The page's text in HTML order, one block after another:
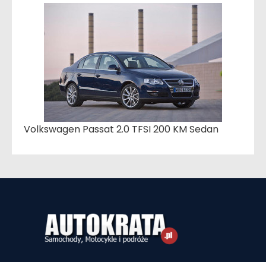
Volkswagen Passat 2.0 TFSI 200 KM Sedan